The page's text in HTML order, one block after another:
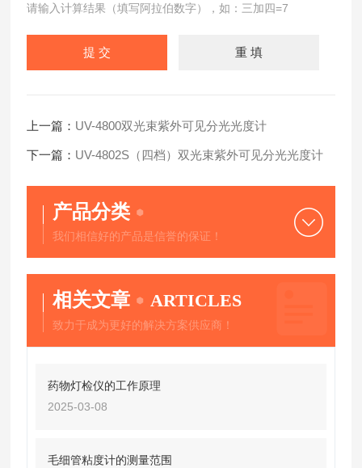
请输入计算结果（填写阿拉伯数字），如：三加四=7
上一篇： UV-4800双光束紫外可见分光光度计
下一篇： UV-4802S（四档）双光束紫外可见分光光度计
产品分类
我们相信好的产品是信誉的保证！
相关文章 ARTICLES
致力于成为更好的解决方案供应商！
药物灯检仪的工作原理
2025-03-08
毛细管粘度计的测量范围